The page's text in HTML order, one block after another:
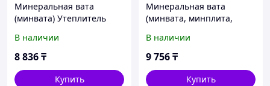
Минеральная вата
(минвата) Утеплитель
мм 4,5 кв. м
В наличии
8 836₸
Купить
Минеральная вата
(минвата, минплита,
Минеральная вата Knauf
Для Кровли и стен S37MR
В наличии
9 756₸
Купить